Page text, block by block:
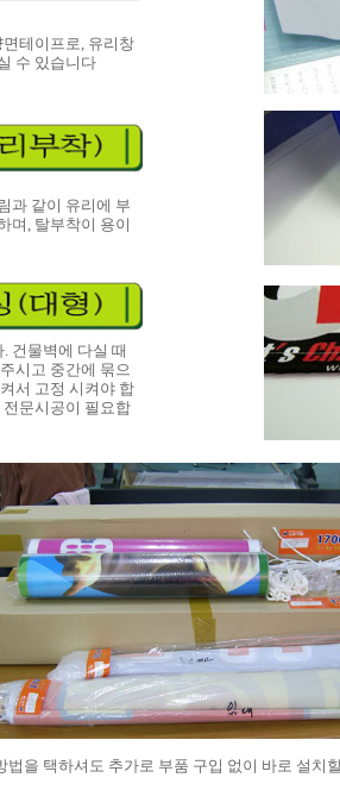
테이프로, 유리창
수 있습니다
과 같이 유리에 부
며, 탈부착이 용이
건물벽에 다실 때
시고 중간에 묶으
서 고정 시켜야 합
문시공이 필요합
을 택하셔도 추가로 부품 구입 없이 바로 설치